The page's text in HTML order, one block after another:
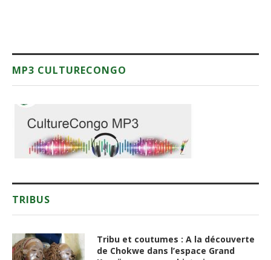
MP3 CULTURECONGO
TRIBUS
Tribu et coutumes : A la découverte